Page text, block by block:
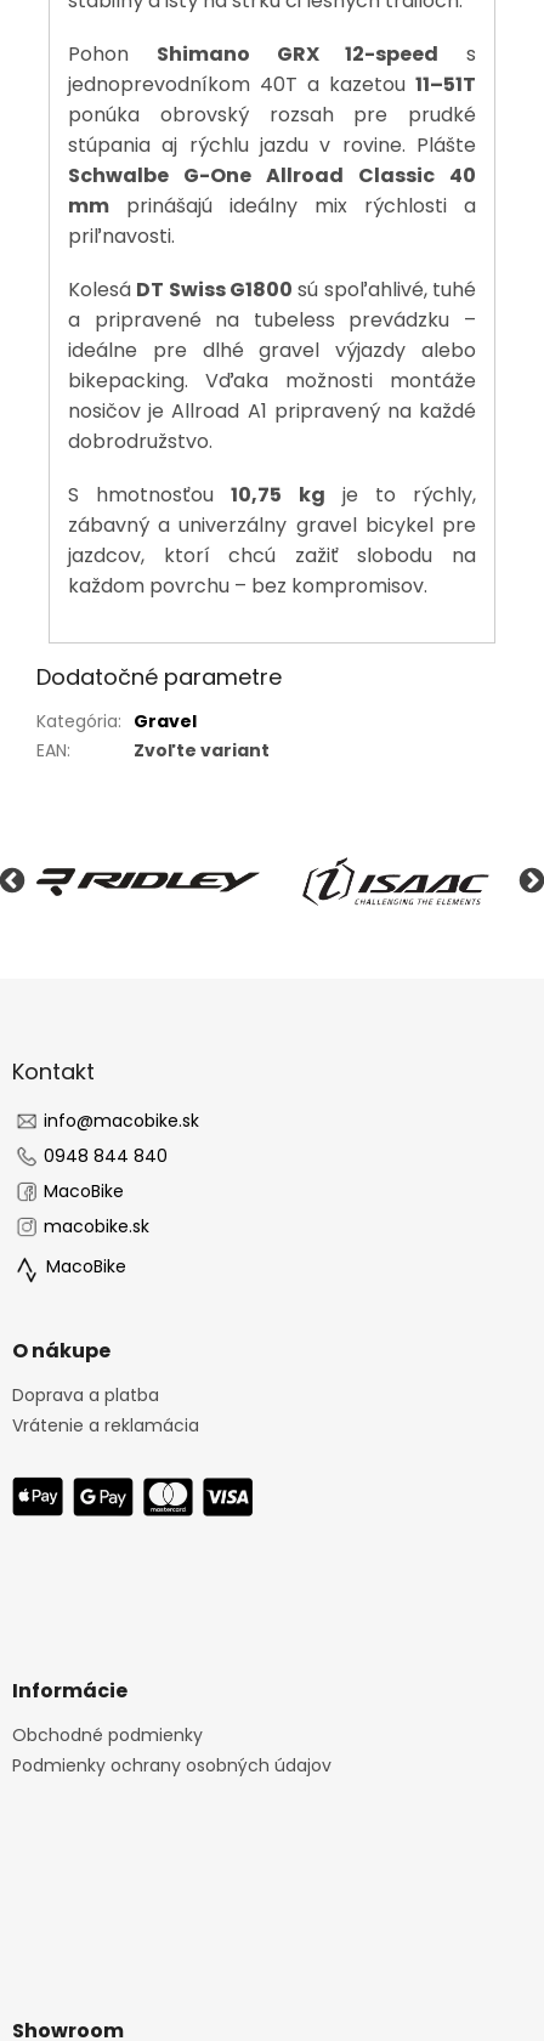
Pohon Shimano GRX 12-speed s
jednoprevodníkom 40T a kazetou 11–51T
ponúka obrovský rozsah pre prudké
stúpania aj rýchlu jazdu v rovine. Plášte
Schwalbe G-One Allroad Classic 40
mm prinášajú ideálny mix rýchlosti a
priľnavosti.
Kolesá DT Swiss G1800 sú spoľahlivé, tuhé
a pripravené na tubeless prevádzku –
ideálne pre dlhé gravel výjazdy alebo
bikepacking. Vďaka možnosti montáže
nosičov je Allroad A1 pripravený na každé
dobrodružstvo.
S hmotnosťou10,75 kg je to rýchly,
zábavný a univerzálny gravel bicykel pre
jazdcov, ktorí chcú zažiť slobodu na
každom povrchu – bez kompromisov.
Dodatočné parametre
Kategória: Gravel
EAN: Zvoľte variant
äKontakt
info@macobike.sk
0948 844 840
MacoBike
macobike.sk
MacoBike
O nákupe
Doprava a platba
Vrátenie a reklamácia
Informácie
Obchodné podmienky
Podmienky ochrany osobných údajov
Showroom